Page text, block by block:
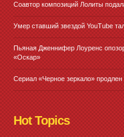
Соавтор композиций Лолиты
Умер ставший звездой YouTube
Пьяная Дженнифер Лоуренс
«Оскар»
Сериал «Черное зеркало»
Hot Topics